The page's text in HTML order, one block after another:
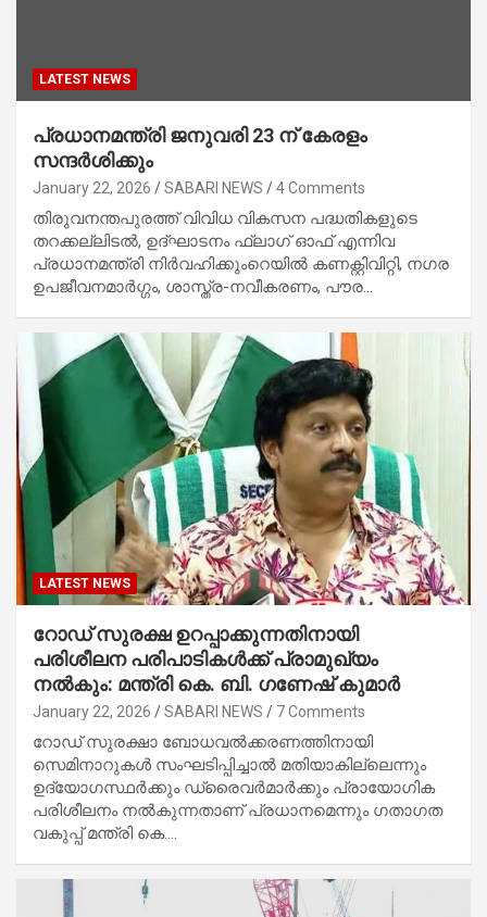
LATEST NEWS
പ്രധാനമന്ത്രി ജനുവരി 23 ന് കേരളം
സന്ദർശിക്കും
January 22, 2026 SABARI NEWS 4 Comments
തിരുവനന്തപുരത്ത് വിവിധ വികസന പദ്ധതികളുടെ
തറക്കല്ലിടൽ, ഉദ്ഘാടനം ഫ്ലാഗ് ഓഫ് എന്നിവ
പ്രധാനമന്ത്രി നിർവഹിക്കുംറെയിൽ കണക്റ്റിവിറ്റി, നഗര
ഉപജീവനമാർഗ്ഗം, ശാസ്ത്ര-നവീകരണം, പൗര…
LATEST NEWS
റോഡ് സുരക്ഷ ഉറപ്പാക്കുന്നതിനായി
പരിശീലന പരിപാടികൾക്ക് പ്രാമുഖ്യം
നൽകും: മന്ത്രി കെ. ബി. ഗണേഷ് കുമാർ
January 22, 2026 SABARI NEWS 7 Comments
റോഡ് സുരക്ഷാ ബോധവൽക്കരണത്തിനായി
സെമിനാറുകൾ സംഘടിപ്പിച്ചാൽ മതിയാകില്ലെന്നും
ഉദ്യോഗസ്ഥർക്കും ഡ്രൈവർമാർക്കും പ്രായോഗിക
പരിശീലനം നൽകുന്നതാണ് പ്രധാനമെന്നും ഗതാഗത
വകുപ്പ് മന്ത്രി കെ.…